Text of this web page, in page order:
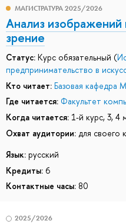
МАГИСТРАТУРА 2025/2026
Анализ
зрение
Статус: Курс обязательный (
предпринимательство в
Кто читает: Базовая кафедра
Где читается: Факультет
Когда читается: 1-й курс, 3, 4
Охват аудитории: для своего
Язык: русский
Кредиты: 6
Контактные часы: 80
2025/2026